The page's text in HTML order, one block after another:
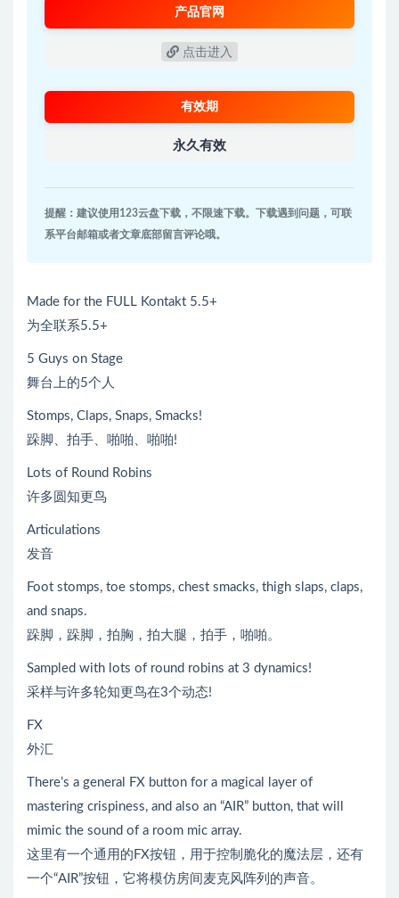
产品官网
点击进入
有效期
永久有效
提醒：建议使用123云盘下载，不限速下载。下载遇到问题，可联
系平台邮箱或者文章底部留言评论哦。
Made for the FULL Kontakt 5.5+
为全联系5.5+
5 Guys on Stage
舞台上的5个人
Stomps, Claps, Snaps, Smacks!
跺脚、拍手、啪啪、啪啪!
Lots of Round Robins
许多圆知更鸟
Articulations
发音
Foot stomps, toe stomps, chest smacks, thigh slaps, claps,
and snaps.
跺脚，跺脚，拍胸，拍大腿，拍手，啪啪。
Sampled with lots of round robins at 3 dynamics!
采样与许多轮知更鸟在3个动态!
FX
外汇
There’s a general FX button for a magical layer of
mastering crispiness, and also an “AIR” button, that will
mimic the sound of a room mic array.
这里有一个通用的FX按钮，用于控制脆化的魔法层，还有
一个“AIR”按钮，它将模仿房间麦克风阵列的声音。